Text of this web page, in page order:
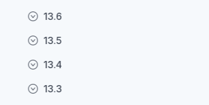
13.6
13.5
13.4
13.3